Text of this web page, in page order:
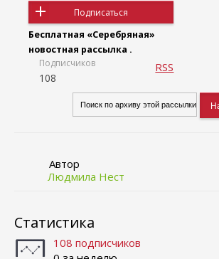
Подписаться
Бесплатная «Серебряная»
новостная рассылка .
Подписчиков
108
RSS
Автор
Людмила Нест
Статистика
108 подписчиков